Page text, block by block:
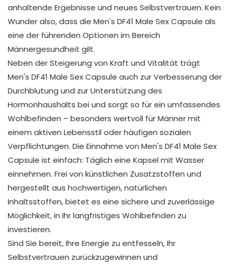
anhaltende Ergebnisse und neues Selbstvertrauen. Kein
Wunder also, dass die Men's DF41 Male Sex Capsule als
eine der führenden Optionen im Bereich
Männergesundheit gilt.
Neben der Steigerung von Kraft und Vitalität trägt
Men's DF41 Male Sex Capsule auch zur Verbesserung der
Durchblutung und zur Unterstützung des
Hormonhaushalts bei und sorgt so für ein umfassendes
Wohlbefinden – besonders wertvoll für Männer mit
einem aktiven Lebensstil oder häufigen sozialen
Verpflichtungen. Die Einnahme von Men's DF41 Male Sex
Capsule ist einfach: Täglich eine Kapsel mit Wasser
einnehmen. Frei von künstlichen Zusatzstoffen und
hergestellt aus hochwertigen, natürlichen
Inhaltsstoffen, bietet es eine sichere und zuverlässige
Möglichkeit, in Ihr langfristiges Wohlbefinden zu
investieren.
Sind Sie bereit, Ihre Energie zu entfesseln, Ihr
Selbstvertrauen zurückzugewinnen und